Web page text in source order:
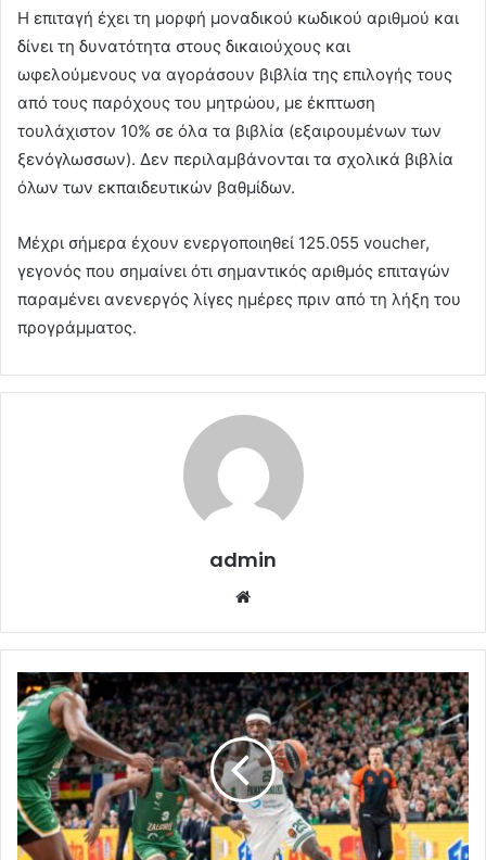
Η επιταγή έχει τη μορφή μοναδικού κωδικού αριθμού και
δίνει τη δυνατότητα στους δικαιούχους και
ωφελούμενους να αγοράσουν βιβλία της επιλογής τους
από τους παρόχους του μητρώου, με έκπτωση
τουλάχιστον 10% σε όλα τα βιβλία (εξαιρουμένων των
ξενόγλωσσων). Δεν περιλαμβάνονται τα σχολικά βιβλία
όλων των εκπαιδευτικών βαθμίδων.
Μέχρι σήμερα έχουν ενεργοποιηθεί 125.055 voucher,
γεγονός που σημαίνει ότι σημαντικός αριθμός επιταγών
παραμένει ανενεργός λίγες ημέρες πριν από τη λήξη του
προγράμματος.
admin